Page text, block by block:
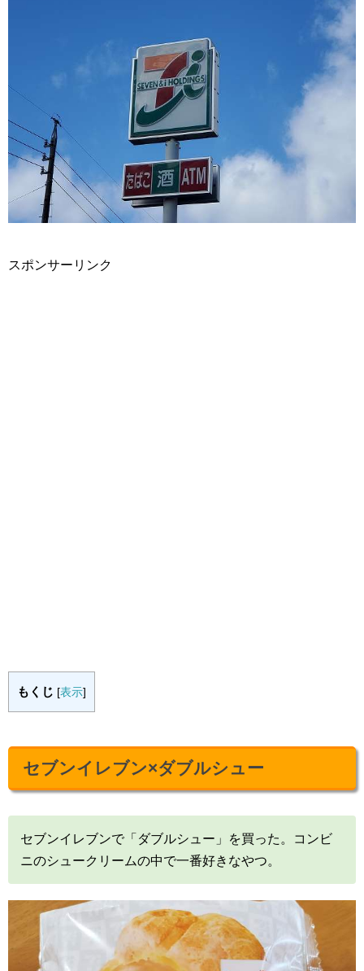
スポンサーリンク
もくじ [表示]
セブンイレブン×ダブルシュー
セブンイレブンで「ダブルシュー」を買った。コンビ
ニのシュークリームの中で一番好きなやつ。